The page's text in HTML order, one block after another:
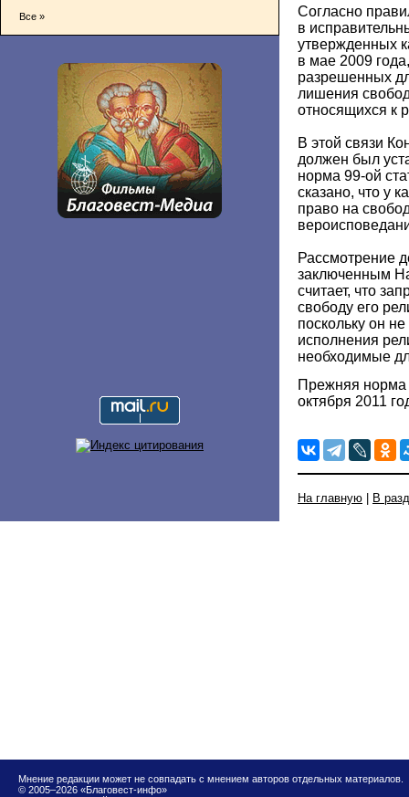
Все »
Согласно
в
утвержденных
в мае 2009
разрешенных
лишения
относящихся к
В этой связи
должен был
норма 99-ой
сказано, что у
право на
Рассмотрение
заключенным
считает, что
свободу его
поскольку он
исполнения
необходимые
Прежняя норма
октября 2011
На главную В
Мнение редакции может не совпадать с мнением авторов отдельных материалов.
© 2005–2026 «Благовест-инфо»